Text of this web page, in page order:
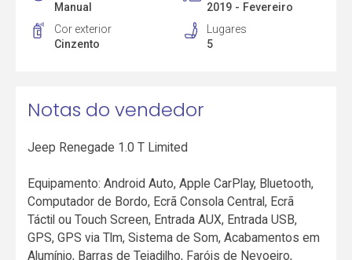
Manual
2019 - Fevereiro
Cor exterior
Cinzento
Lugares
5
Notas do vendedor
Jeep Renegade 1.0 T Limited
Equipamento: Android Auto, Apple CarPlay, Bluetooth,
Computador de Bordo, Ecrã Consola Central, Ecrã
Táctil ou Touch Screen, Entrada AUX, Entrada USB,
GPS, GPS via Tlm, Sistema de Som, Acabamentos em
Alumínio, Barras de Tejadilho, Faróis de Nevoeiro,